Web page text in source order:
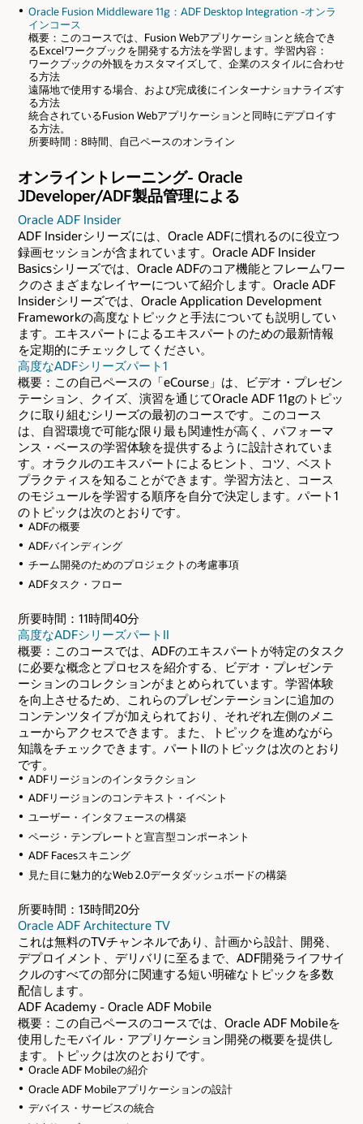
Oracle Fusion Middleware 11g：ADF Desktop Integration -オンラ
インコース
概要：このコースでは、Fusion Webアプリケーションと統合でき
るExcelワークブックを開発する方法を学習します。学習内容：
ワークブックの外観をカスタマイズして、企業のスタイルに合わせ
る方法
遠隔地で使用する場合、および完成後にインターナショナライズす
る方法
統合されているFusion Webアプリケーションと同時にデプロイす
る方法。
所要時間：8時間、自己ペースのオンライン
オンライントレーニング- Oracle
JDeveloper/ADF製品管理による
Oracle ADF Insider
ADF Insiderシリーズには、Oracle ADFに慣れるのに役立つ
録画セッションが含まれています。Oracle ADF Insider
Basicsシリーズでは、Oracle ADFのコア機能とフレームワー
クのさまざまなレイヤーについて紹介します。Oracle ADF
Insiderシリーズでは、Oracle Application Development
Frameworkの高度なトピックと手法についても説明してい
ます。エキスパートによるエキスパートのための最新情報
を定期的にチェックしてください。
高度なADFシリーズパート1
概要：この自己ペースの「eCourse」は、ビデオ・プレゼン
テーション、クイズ、演習を通じてOracle ADF 11gのトピッ
クに取り組むシリーズの最初のコースです。このコース
は、自習環境で可能な限り最も関連性が高く、パフォーマ
ンス・ベースの学習体験を提供するように設計されていま
す。オラクルのエキスパートによるヒント、コツ、ベスト
プラクティスを知ることができます。学習方法と、コース
のモジュールを学習する順序を自分で決定します。パート1
のトピックは次のとおりです。
ADFの概要
ADFバインディング
チーム開発のためのプロジェクトの考慮事項
ADFタスク・フロー
所要時間：11時間40分
高度なADFシリーズパートII
概要：このコースでは、ADFのエキスパートが特定のタスク
に必要な概念とプロセスを紹介する、ビデオ・プレゼンテ
ーションのコレクションがまとめられています。学習体験
を向上させるため、これらのプレゼンテーションに追加の
コンテンツタイプが加えられており、それぞれ左側のメニ
ューからアクセスできます。また、トピックを進めながら
知識をチェックできます。パートIIのトピックは次のとおり
です。
ADFリージョンのインタラクション
ADFリージョンのコンテキスト・イベント
ユーザー・インタフェースの構築
ページ・テンプレートと宣言型コンポーネント
ADF Facesスキニング
見た目に魅力的なWeb 2.0データダッシュボードの構築
所要時間：13時間20分
Oracle ADF Architecture TV
これは無料のTVチャンネルであり、計画から設計、開発、
デプロイメント、デリバリに至るまで、ADF開発ライフサイ
クルのすべての部分に関連する短い明確なトピックを多数
配信します。
ADF Academy - Oracle ADF Mobile
概要：この自己ペースのコースでは、Oracle ADF Mobileを
使用したモバイル・アプリケーション開発の概要を提供し
ます。トピックは次のとおりです。
Oracle ADF Mobileの紹介
Oracle ADF Mobileアプリケーションの設計
デバイス・サービスの統合